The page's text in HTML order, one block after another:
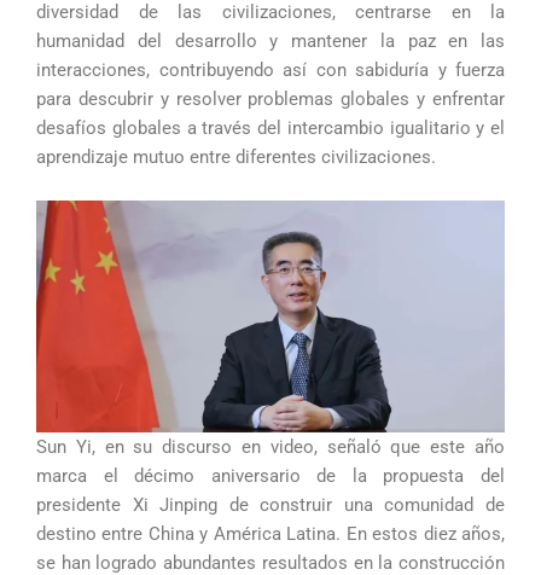
diversidad de las civilizaciones, centrarse en la
humanidad del desarrollo y mantener la paz en las
interacciones, contribuyendo así con sabiduría y fuerza
para descubrir y resolver problemas globales y enfrentar
desafíos globales a través del intercambio igualitario y el
aprendizaje mutuo entre diferentes civilizaciones.
Sun Yi, en su discurso en video, señaló que este año
marca el décimo aniversario de la propuesta del
presidente Xi Jinping de construir una comunidad de
destino entre China y América Latina. En estos diez años,
se han logrado abundantes resultados en la construcción